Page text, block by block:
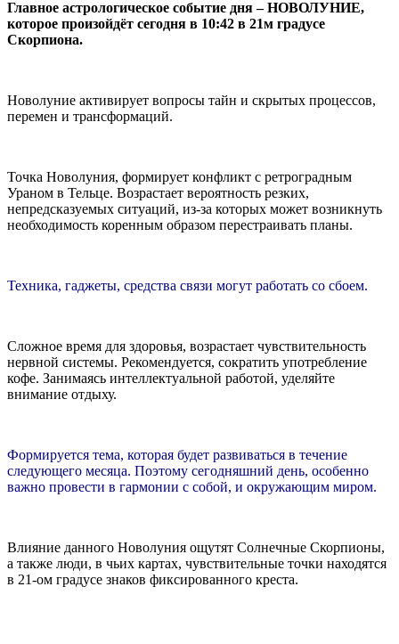
Главное астрологическое событие дня – НОВОЛУНИЕ,
которое произойдёт сегодня в 10:42 в 21м градусе
Скорпиона.
Новолуние активирует вопросы тайн и скрытых процессов,
перемен и трансформаций.
Точка Новолуния, формирует конфликт с ретроградным
Ураном в Тельце. Возрастает вероятность резких,
непредсказуемых ситуаций, из-за которых может возникнуть
необходимость коренным образом перестраивать планы.
Техника, гаджеты, средства связи могут работать со сбоем.
Сложное время для здоровья, возрастает чувствительность
нервной системы. Рекомендуется, сократить употребление
кофе. Занимаясь интеллектуальной работой, уделяйте
внимание отдыху.
Формируется тема, которая будет развиваться в течение
следующего месяца. Поэтому сегодняшний день, особенно
важно провести в гармонии с собой, и окружающим миром.
Влияние данного Новолуния ощутят Солнечные Скорпионы,
а также люди, в чьих картах, чувствительные точки находятся
в 21-ом градусе знаков фиксированного креста.